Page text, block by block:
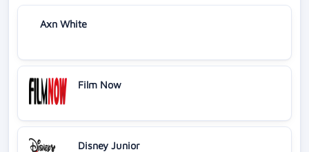
Axn White
Film Now
Disney Junior